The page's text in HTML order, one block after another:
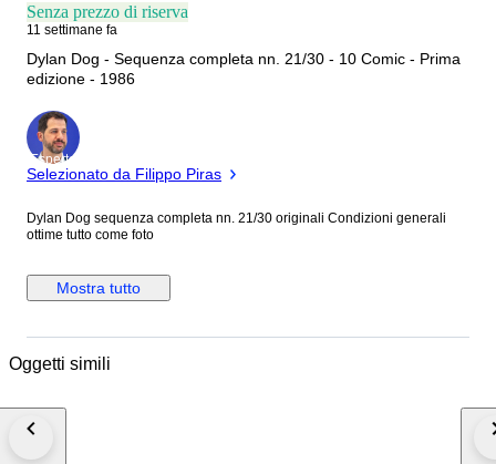
Senza prezzo di riserva
11 settimane fa
Dylan Dog - Sequenza completa nn. 21/30 - 10 Comic - Prima
edizione - 1986
Esperto
Selezionato da Filippo Piras
Dylan Dog sequenza completa nn. 21/30 originali Condizioni generali
ottime tutto come foto
Mostra tutto
Oggetti simili